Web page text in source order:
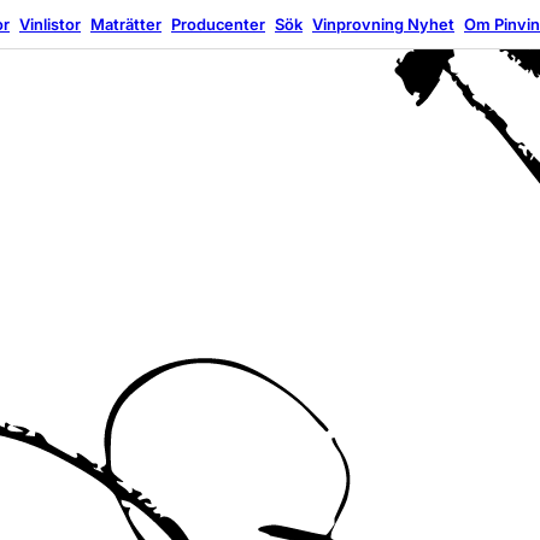
Vinlistor Maträtter Producenter Sök Vinprovning Nyhet Om